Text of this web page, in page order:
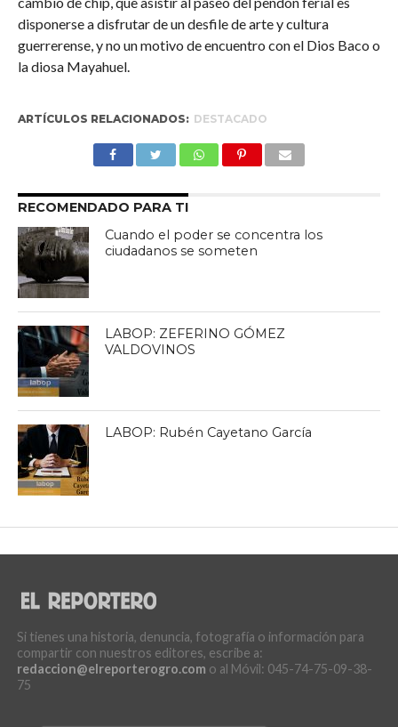
disponerse a disfrutar de un desfile de arte y cultura
guerrerense, y no un motivo de encuentro con el Dios Baco o
la diosa Mayahuel.
ARTÍCULOS RELACIONADOS: DESTACADO
RECOMENDADO PARA TI
Cuando el poder se concentra los
ciudadanos se someten
LABOP: ZEFERINO GÓMEZ
VALDOVINOS
LABOP: Rubén Cayetano García
Si tienes una historia, denuncia, fotografía o información para
compartir con nuestros editores, escribe a:
redaccion@elreporterogro.com o al Móvil: 045-74-75-09-38-
75